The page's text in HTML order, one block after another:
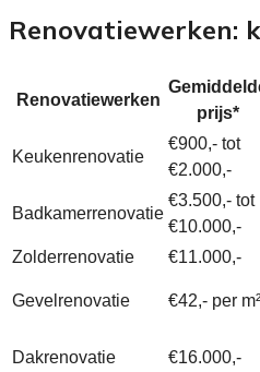
Renovatiewerken:
Renovatiewerken
prijs*
Keukenrenovatie
€900,- tot
€2.000,-
Badkamerrenovatie
€3.500,- tot
€10.000,-
Zolderrenovatie €11.000,-
Gevelrenovatie €42,- per m²
Dakrenovatie €16.000,-